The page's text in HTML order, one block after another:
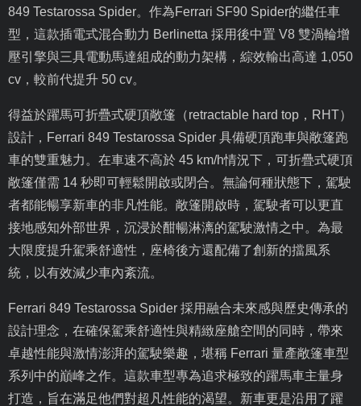
849 Testarossa Spider。作為Ferrari SF90 Spider的繼任車
型，這款插電式混合動力 Berlinetta 採用後中置 V8 雙渦輪增
壓引擎與三具電動馬達組成的動力架構，綜效輸出高達 1,050
cv ，較前代提升 50 cv。
得益於躍馬可折疊式硬頂敞篷（retractable hard top ， RHT）
設計， Ferrari 849 Testarossa Spider 具備硬頂跑車與敞篷跑
車的雙重魅力。在車速不高於 45 km/h情況下，可折疊式硬頂
敞篷僅需 14 秒即可輕鬆開啟或閉合。無論何種狀態下，駕駛
者都能暢享新車的非凡性能。敞篷開啟時，駕駛者可以更直
接地感知外部世界，沉浸於酣暢淋漓的駕駛激情之中。為最
大限度提升駕乘舒適性，座椅後方還配備了創新的擋風系
統，以有效減少車內紊流。
Ferrari 849 Testarossa Spider 採用融合未來感與歷史傳承的
設計理念，在確保駕乘舒適性與精緻座艙空間的同時，帶來
卓越性能與激情澎湃的駕駛樂趣，堪稱 Ferrari 量產敞篷車型
系列中的巔峰之作。這款車型專為追求極致的躍馬車主量身
打造，旨在滿足他們對超凡性能的渴望。新車更是沿用了躍